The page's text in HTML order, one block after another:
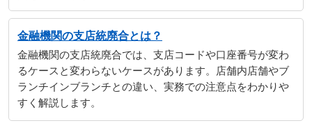
金融機関の支店統廃合とは？
金融機関の支店統廃合では、支店コードや口座番号が変わ
るケースと変わらないケースがあります。店舗内店舗やブ
ランチインブランチとの違い、実務での注意点をわかりや
すく解説します。